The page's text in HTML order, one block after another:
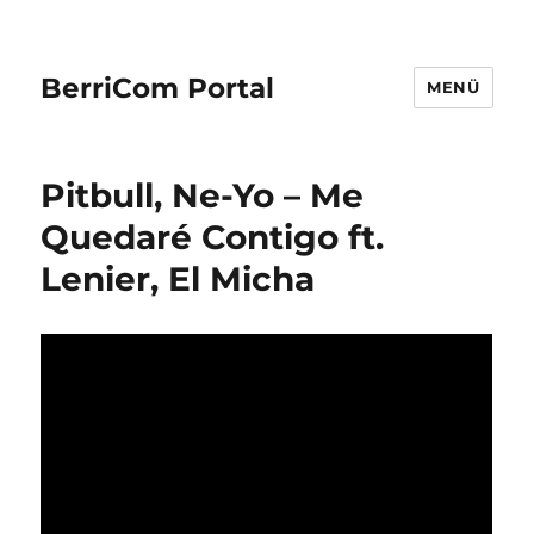
BerriCom Portal MENÜ
Pitbull, Ne-Yo – Me
Quedaré Contigo ft.
Lenier, El Micha